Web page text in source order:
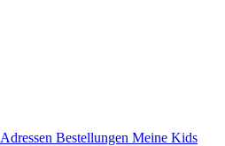
Adressen Bestellungen Meine Kids